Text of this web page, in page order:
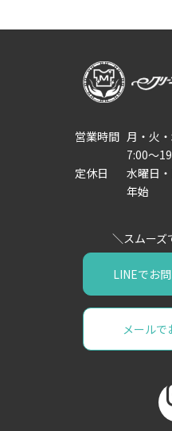
営業時間 月・火
7:00～
定休日
水曜日
年始
メールで
LINEでお